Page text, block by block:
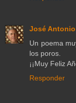
José
Un poema
los poros.
¡¡Muy Feliz
Responder